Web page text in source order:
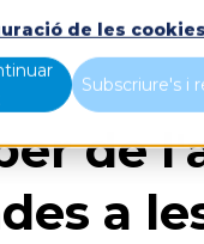
de les
Subscriure's i
de
a